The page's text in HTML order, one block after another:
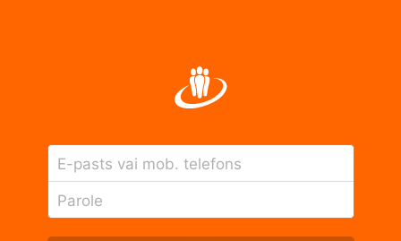
E-pasts vai mob. telefons
Parole